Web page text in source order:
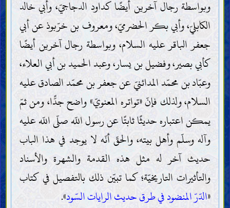
وبواسطة رجال آخرين أيضًا كداود الدجاجيّ، وأبي خالد
الكابليّ، وأبي بكر الحضرميّ، ومعروف بن خرّبوذ عن أبي
جعفر الباقر عليه السلام، وبواسطة رجال آخرين أيضًا
كأبي بصير، وفضيل بن يسار، وعبد الحميد بن أبي العلاء،
وعبّاد بن محمّد المدائنيّ عن جعفر بن محمّد الصادق عليه
السلام، ولذلك فإنّ «تواتره المعنويّ» واضح جدًّا، ومن ثمّ
يمكن اعتباره حديثًا ثابتًا عن رسول اللّه صلّى اللّه عليه
وآله وسلّم وأهل بيته، والحقّ أنّه لا يوجد في هذا الباب
حديث آخر له مثل هذه القدمة والشهرة والأسناد
والتأثيرات التاريخيّة؛ كما تبيّن ذلك بالتفصيل في كتاب
«الدّرّ المنضود في طرق حديث الرايات السّود».